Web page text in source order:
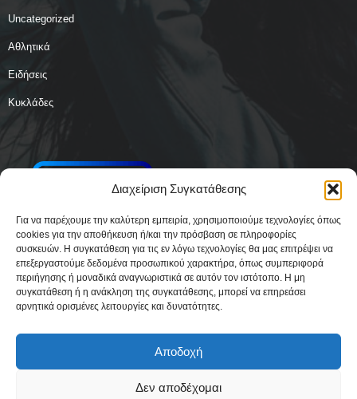
Διαχείριση Συγκατάθεσης
Για να παρέχουμε την καλύτερη εμπειρία, χρησιμοποιούμε τεχνολογίες όπως
cookies για την αποθήκευση ή/και την πρόσβαση σε πληροφορίες
συσκευών. Η συγκατάθεση για τις εν λόγω τεχνολογίες θα μας επιτρέψει να
επεξεργαστούμε δεδομένα προσωπικού χαρακτήρα, όπως συμπεριφορά
περιήγησης ή μοναδικά αναγνωριστικά σε αυτόν τον ιστότοπο. Η μη
συγκατάθεση ή η ανάκληση της συγκατάθεσης, μπορεί να επηρεάσει
αρνητικά ορισμένες λειτουργίες και δυνατότητες.
Αποδοχή
Δεν αποδέχομαι
Uncategorized
Αθλητικά
Ειδήσεις
Κυκλάδες